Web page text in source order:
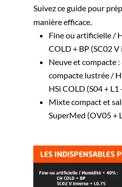
Suivez ce guide pour
manière efficace.
Fine ou artificielle /
COLD + BP (SC02
Neuve et compacte
compacte lustrée /
HSi COLD (S04 + L1
Mixte compact et
SuperMed (OV05 +